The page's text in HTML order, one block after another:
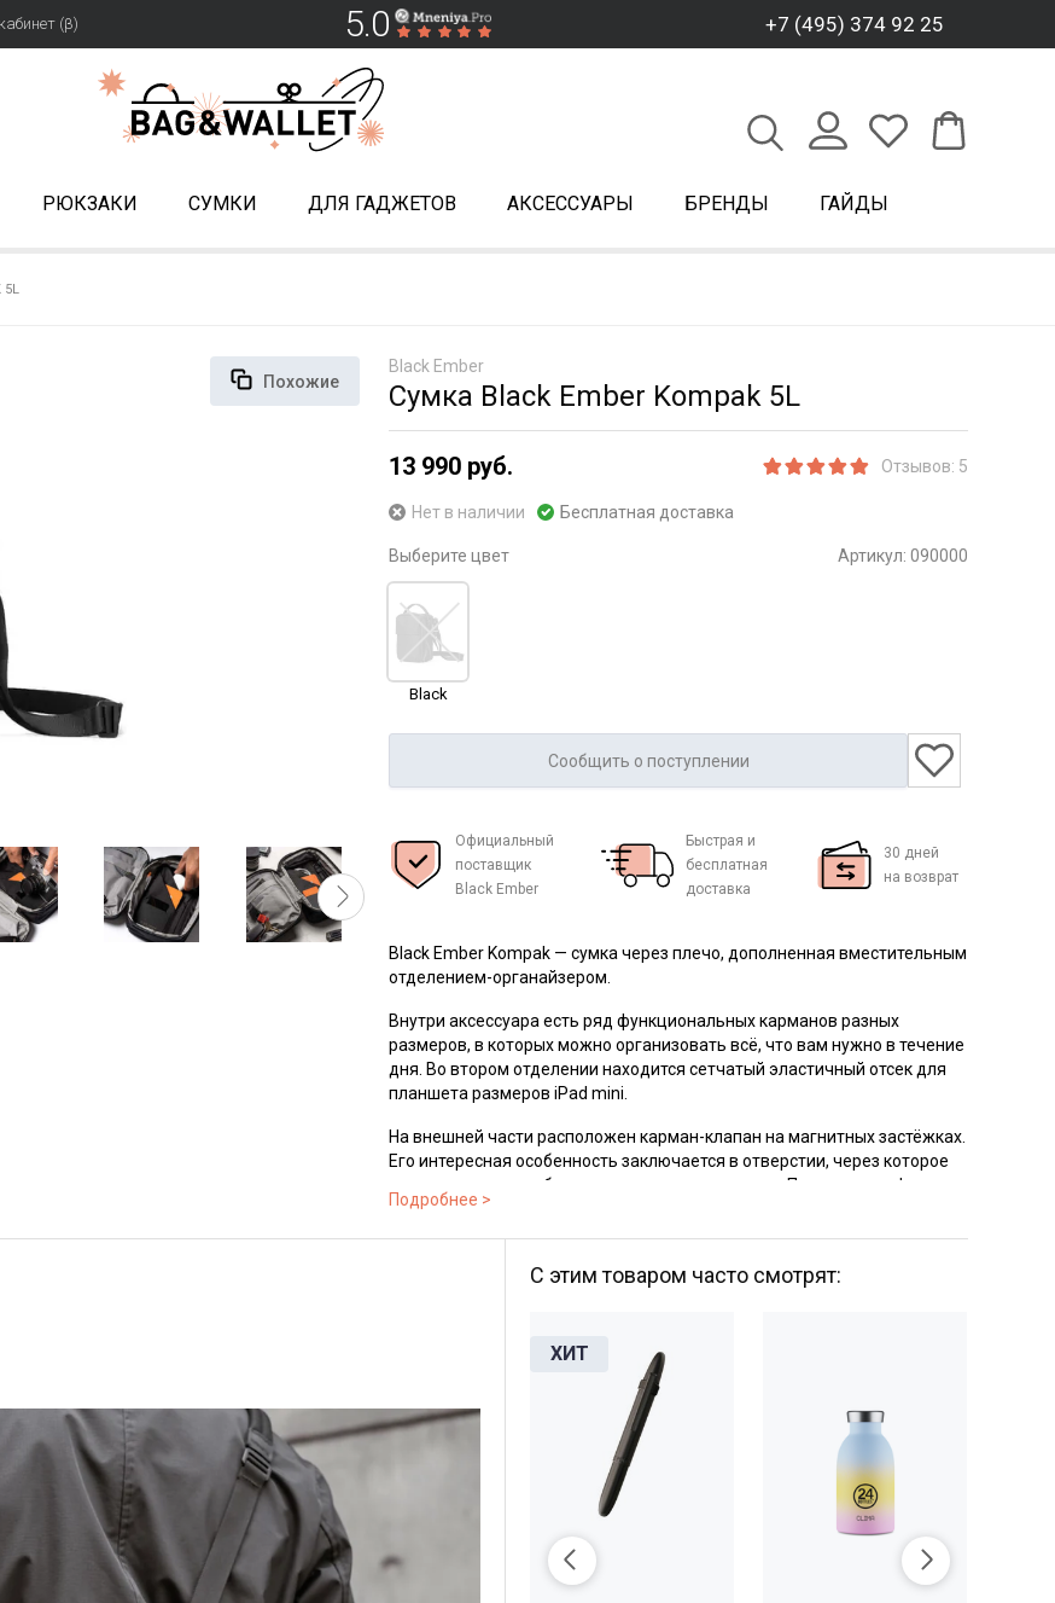
(β) 5.0 +7 (495) 374 92 25
РЮКЗАКИ СУМКИ ДЛЯ ГАДЖЕТОВ АКСЕССУАРЫ БРЕНДЫ ГАЙДЫ
5L
Похожие
Black Ember
Сумка Black Ember Kompak 5L
13 990 руб. Отзывов: 5
Нет в наличии Бесплатная доставка
Выберите цвет Артикул: 090000
Black
Сообщить о поступлении
Официальный
поставщик
Black Ember
Быстрая и
бесплатная
доставка
30 дней
на возврат
Black Ember Kompak — сумка через плечо, дополненная вместительным
отделением-органайзером.
Внутри аксессуара есть ряд функциональных карманов разных
размеров, в которых можно организовать всё, что вам нужно в течение
дня. Во втором отделении находится сетчатый эластичный отсек для
планшета размеров iPad mini.
На внешней части расположен карман-клапан на магнитных застёжках.
Его интересная особенность заключается в отверстии, через которое
можно провести кабель из основного отделения. Поэтому телефон
можно заряжать на ходу и не прятать его в сумку.
С этим товаром часто смотрят: